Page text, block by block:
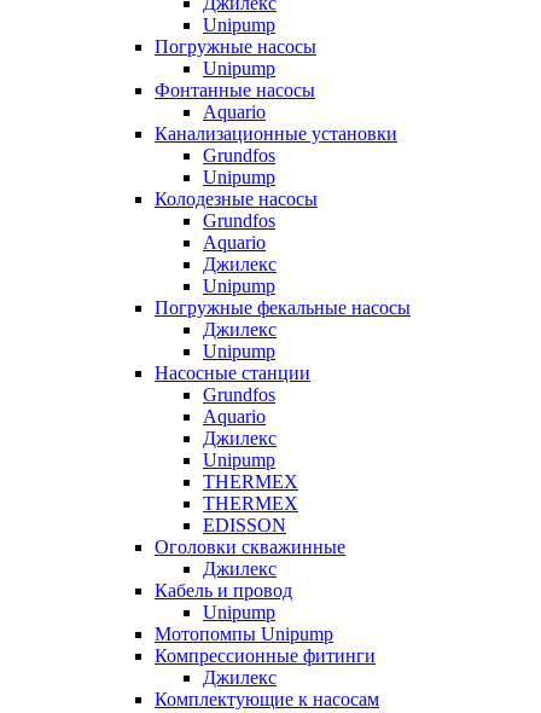
Unipump
Погружные насосы
Unipump
Фонтанные насосы
Aquario
Канализационные установки
Grundfos
Unipump
Колодезные насосы
Grundfos
Aquario
Джилекс
Unipump
Погружные фекальные насосы
Джилекс
Unipump
Насосные станции
Grundfos
Aquario
Джилекс
Unipump
THERMEX
THERMEX
EDISSON
Оголовки скважинные
Джилекс
Кабель и провод
Unipump
Мотопомпы Unipump
Компрессионные фитинги
Джилекс
Комплектующие к насосам